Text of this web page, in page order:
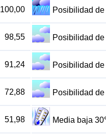
100,00 Posibilidad
98,55 Posibilidad
91,24 Posibilidad
72,88 Posibilidad
51,98 Media baja